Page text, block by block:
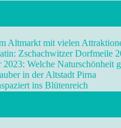
Altmarkt mit vielen
Zschachwitzer Dorfmeile
Welche Naturschönheit
in der Altstadt Pirna
ins Blütenreich